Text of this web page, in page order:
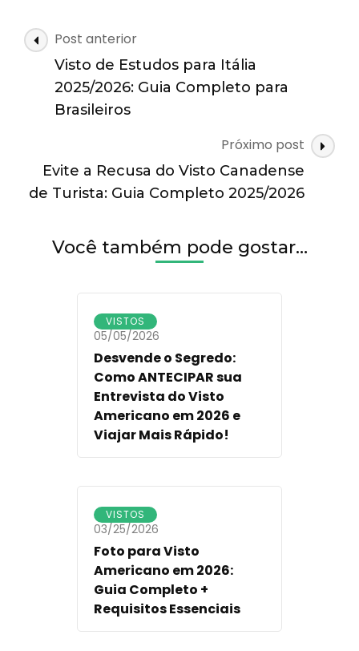
para
Pais
e
Vistos
Online
Navegação
de
posts
Post anterior
Visto de Estudos para Itália
2025/2026: Guia Completo para
Brasileiros
Próximo post
Evite a Recusa do Visto Canadense
de Turista: Guia Completo 2025/2026
Você também pode gostar…
VISTOS
05/05/2026
Desvende o Segredo:
Como ANTECIPAR sua
Entrevista do Visto
Americano em 2026 e
Viajar Mais Rápido!
VISTOS
03/25/2026
Foto para Visto
Americano em 2026:
Guia Completo +
Requisitos Essenciais